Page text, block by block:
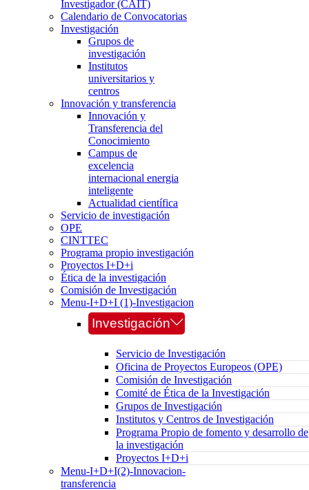
Investigador (CAIT)
Calendario de Convocatorias
Investigación
Grupos de
investigación
Institutos
universitarios y
centros
Innovación y transferencia
Innovación y
Transferencia del
Conocimiento
Campus de
excelencia
internacional energia
inteligente
Actualidad científica
Servicio de investigación
OPE
CINTTEC
Programa propio investigación
Proyectos I+D+i
Ética de la investigación
Comisión de Investigación
Menu-I+D+I (1)-Investigacion
Investigación
Servicio de Investigación
Oficina de Proyectos Europeos (OPE)
Comisión de Investigación
Comité de Ética de la Investigación
Grupos de Investigación
Institutos y Centros de Investigación
Programa Propio de fomento y desarrollo de
la investigación
Proyectos I+D+i
Menu-I+D+I(2)-Innovacion-
transferencia